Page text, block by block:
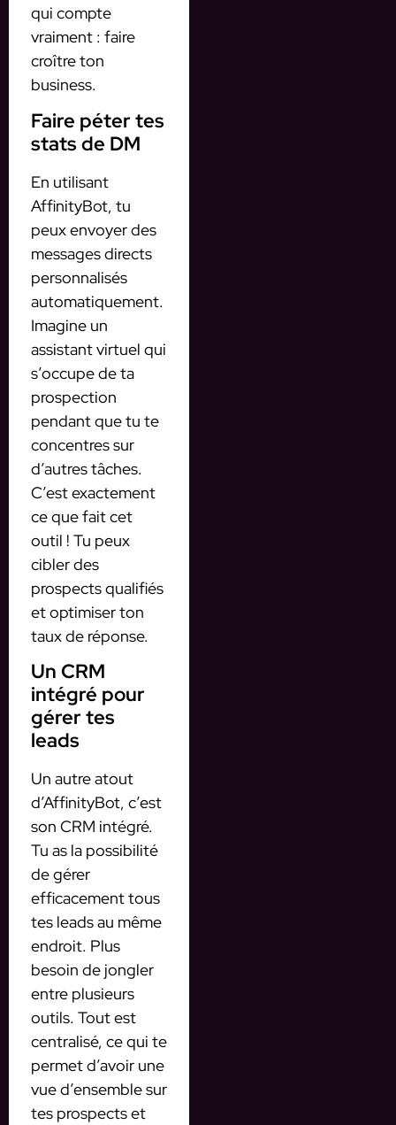
qui compte
vraiment : faire
croître ton
business.
Faire péter tes
stats de DM
En utilisant
AffinityBot, tu
peux envoyer des
messages directs
personnalisés
automatiquement.
Imagine un
assistant virtuel qui
s’occupe de ta
prospection
pendant que tu te
concentres sur
d’autres tâches.
C’est exactement
ce que fait cet
outil ! Tu peux
cibler des
prospects qualifiés
et optimiser ton
taux de réponse.
Un CRM
intégré pour
gérer tes
leads
Un autre atout
d’AffinityBot, c’est
son CRM intégré.
Tu as la possibilité
de gérer
efficacement tous
tes leads au même
endroit. Plus
besoin de jongler
entre plusieurs
outils. Tout est
centralisé, ce qui te
permet d’avoir une
vue d’ensemble sur
tes prospects et